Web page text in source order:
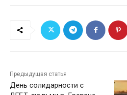
Предыдущая статья
День солидарности с